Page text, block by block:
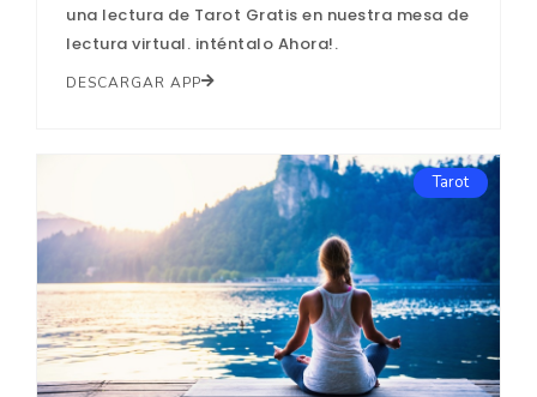
una lectura de Tarot Gratis en nuestra mesa de
lectura virtual. inténtalo Ahora!.
DESCARGAR APP
Tarot